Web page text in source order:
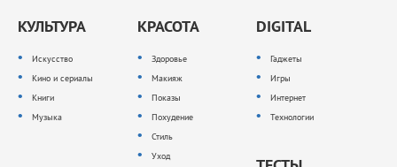
КУЛЬТУРА
Искусство
Кино и сериалы
Книги
Музыка
КРАСОТА
Здоровье
Макияж
Показы
Похудение
Стиль
Уход
DIGITAL
Гаджеты
Игры
Интернет
Технологии